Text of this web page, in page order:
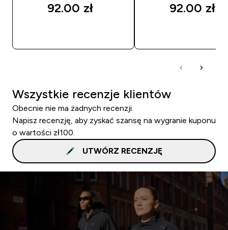
92.00 zł‎ 92.00 zł‎
Wszystkie recenzje klientów
Obecnie nie ma żadnych recenzji.
Napisz recenzję, aby zyskać szansę na wygranie kuponu
o wartości zł100.
UTWÓRZ RECENZJĘ